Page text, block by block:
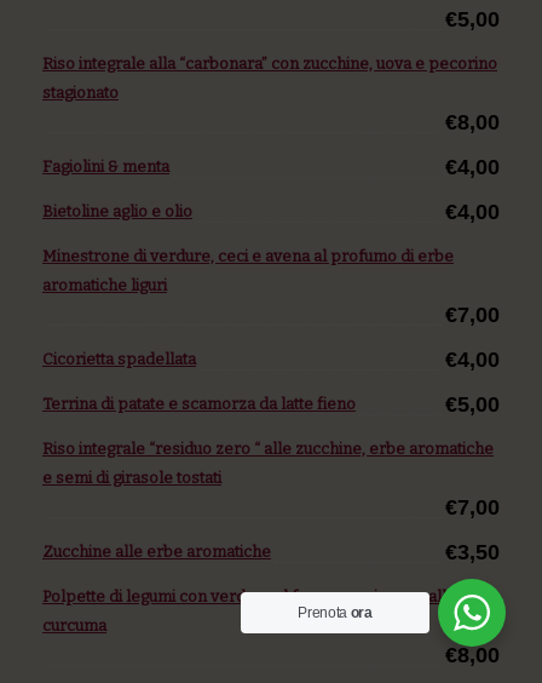
€5,00
Riso integrale alla “carbonara” con zucchine, uova e pecorino
stagionato
€8,00
Fagiolini & menta €4,00
Bietoline aglio e olio €4,00
Minestrone di verdure, ceci e avena al profumo di erbe
aromatiche liguri
€7,00
Cicorietta spadellata €4,00
Terrina di patate e scamorza da latte fieno €5,00
Riso integrale “residuo zero “ alle zucchine, erbe aromatiche
e semi di girasole tostati
€7,00
Zucchine alle erbe aromatiche €3,50
Polpette di legumi con verdure al forno e maionese alla
curcuma
€8,00
Prenota ora